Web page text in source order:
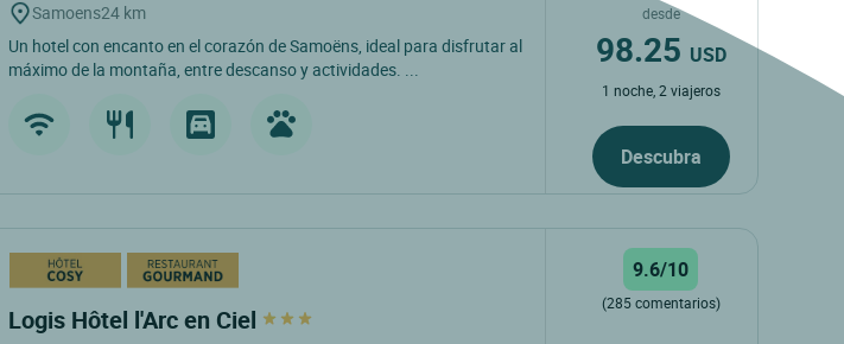
Samoens24 km
Un hotel con encanto en el corazón de Samoëns, ideal para disfrutar al
máximo de la montaña, entre descanso y actividades. ...
desde
98.25 USD
1 noche, 2 viajeros
Descubra
Logis Hôtel l'Arc en Ciel
9.6/10
(285 comentarios)